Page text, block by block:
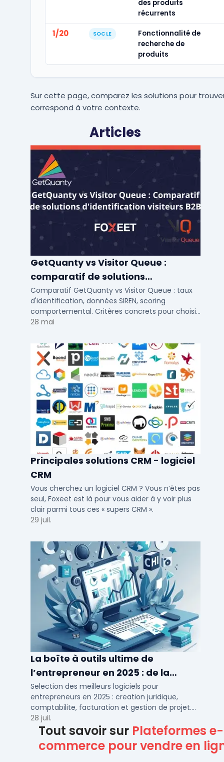
des produits
récurrents
1/20 SOCLE
Fonctionnalité de
recherche de
produits
Sur cette page, comparez les solutions pour
correspond à votre contexte.
Articles
GetQuanty vs Visitor Queue :
comparatif de solutions
d'identification visiteurs B2B
Comparatif GetQuanty vs Visitor Queue : taux
d'identification, données SIREN, scoring
comportemental. Critères concrets pour choisir
votre solution de lead generation B2B en PME et
28 mai
Principales solutions CRM - logiciel
CRM
Vous cherchez un logiciel CRM ? Vous n’êtes pas
seul, Foxeet est là pour vous aider à y voir plus
clair parmi tous ces « supers CRM ».
29 juil.
La boîte à outils ultime de
l’entrepreneur en 2025 : de la
création à la gestion
Selection des meilleurs logiciels pour
entrepreneurs en 2025 : creation juridique,
comptabilite, facturation et gestion de projet.
Outils adaptes aux TPE, PME et independants en
France.
28 juil.
Tout savoir sur Plateformes e-
commerce pour vendre en